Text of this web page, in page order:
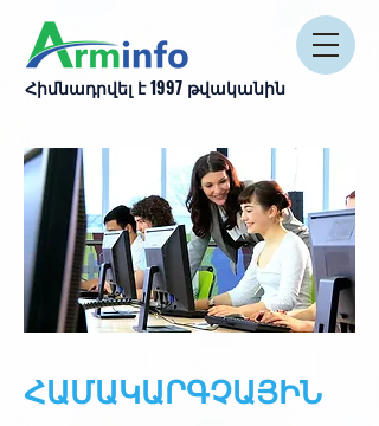
Հիմնադրվել է 1997 թվականին
ՀԱՄԱԿԱՐԳՉԱՅԻՆ